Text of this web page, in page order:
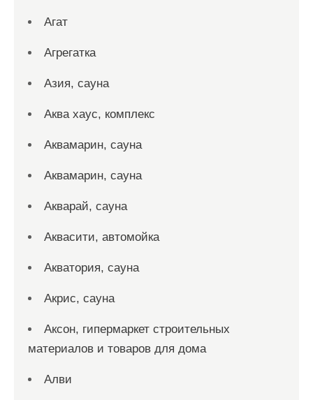
Агат
Агрегатка
Азия, сауна
Аква хаус, комплекс
Аквамарин, сауна
Аквамарин, сауна
Акварай, сауна
Аквасити, автомойка
Акватория, сауна
Акрис, сауна
Аксон, гипермаркет строительных
материалов и товаров для дома
Алви